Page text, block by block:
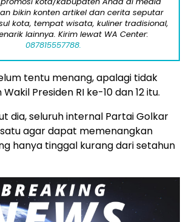
bikin konten artikel dan cerita seputar
kota, tempat wisata, kuliner tradisional,
lainnya. Kirim lewat WA Center:
087815557788.
tentu menang, apalagi tidak
Presiden RI ke-10 dan 12 itu.
dia, seluruh internal Partai Golkar
agar dapat memenangkan
hanya tinggal kurang dari setahun